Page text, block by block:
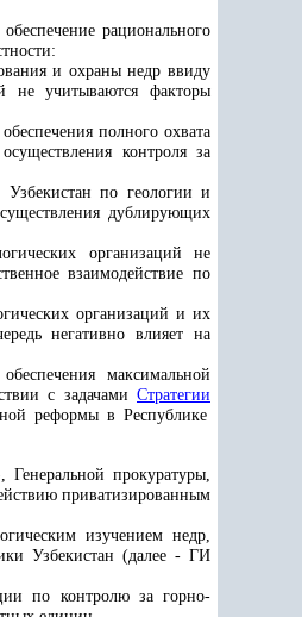
рационального
и охраны недр ввиду
не учитываются факторы
полного охвата
контроля за
Узбекистан по геологии и
дублирующих
организаций не
взаимодействие по
организаций и их
негативно влияет на
максимальной
с задачами Стратегии
реформы в Республике
Генеральной прокуратуры,
приватизированным
изучением недр,
Узбекистан (далее - ГИ
по контролю за горно-